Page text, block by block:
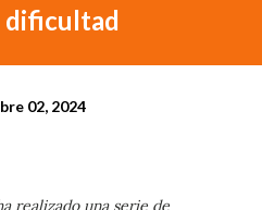
dificultad
02, 2024
realizado una serie de